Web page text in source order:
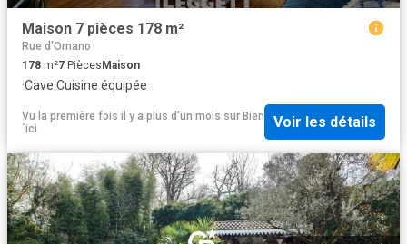
Maison 7 pièces 178 m²
Rue d'Ornano
178 m²7 Pièces Maison
·Cave·Cuisine équipée
Vu la première fois il y a plus d'un mois sur Bien
´ici
Voir les détails